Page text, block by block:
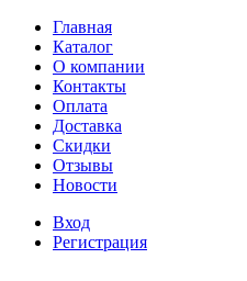
Главная
Каталог
О компании
Контакты
Оплата
Доставка
Скидки
Отзывы
Новости
Вход
Регистрация